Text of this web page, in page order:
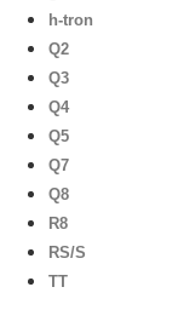
h-tron
Q2
Q3
Q4
Q5
Q7
Q8
R8
RS/S
TT